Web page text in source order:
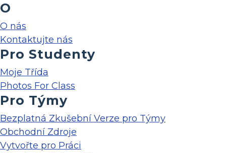
O
O nás
Kontaktujte nás
Pro Studenty
Moje Třída
Photos For Class
Pro Týmy
Bezplatná Zkušební Verze pro Týmy
Obchodní Zdroje
Vytvořte pro Práci